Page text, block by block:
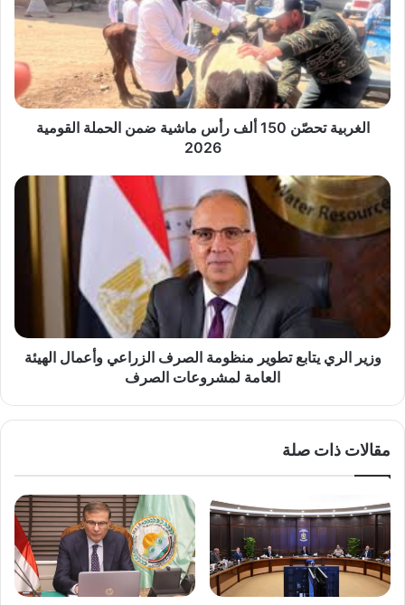
ألف
رأس
ماشية
ضمن
الحملة
القومية
2026
الغربية تحصّن 150 ألف رأس ماشية ضمن الحملة القومية
2026
وزير
الري
تطوير
وأعمال
الهيئة
العامة
وزير الري يتابع تطوير منظومة الصرف الزراعي وأعمال الهيئة
العامة لمشروعات الصرف
مقالات ذات صلة